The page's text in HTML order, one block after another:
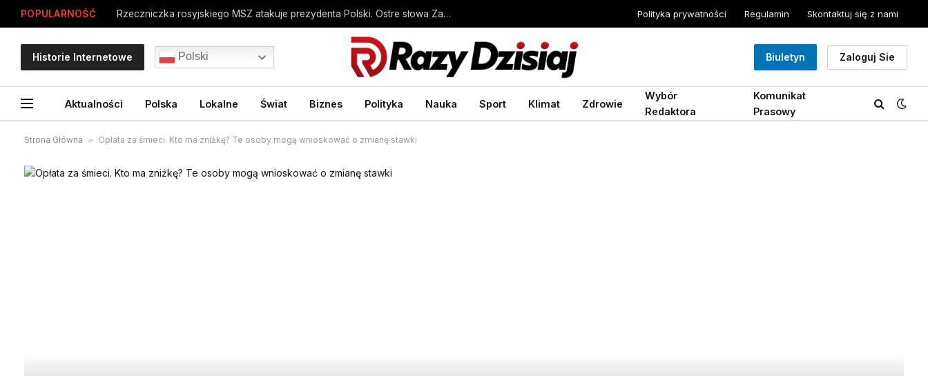
POPULARNOŚĆ Rzeczniczka rosyjskiego MSZ atakuje prezydenta Polski. Ostre słowa Zacharowej – Wprost Polityka prywatności Regulamin Skontaktuj się z nami
Historie Internetowe Polski Biuletyn Zaloguj Sie
Aktualności Polska Lokalne Świat Biznes Polityka Nauka Sport Klimat Zdrowie
Wybór
Redaktora
Komunikat
Prasowy
Strona Główna » Opłata za śmieci. Kto ma zniżkę? Te osoby mogą wnioskować o zmianę stawki